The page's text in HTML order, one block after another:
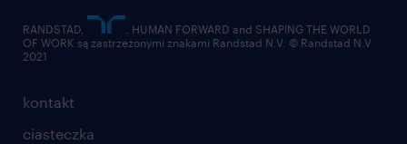
kontakt
ciasteczka
RANDSTAD,
, HUMAN FORWARD and SHAPING THE WORLD
OF WORK są zastrzeżonymi znakami Randstad N.V. © Randstad N.V
2021